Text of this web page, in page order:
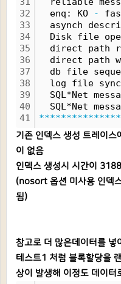
32
33
34
35
36
37
38
39
40
41
enq: KO
-
Disk
db
log
SQL*Net
기존 인덱스 생성 트레이
이 없음
인덱스 생성시 시간이
(nosort 옵션 미사용 인덱
됨)
참고로 더 많은데이터를 넣
테스트1 처럼 블록할당을
상이 발생해 이정도 데이터